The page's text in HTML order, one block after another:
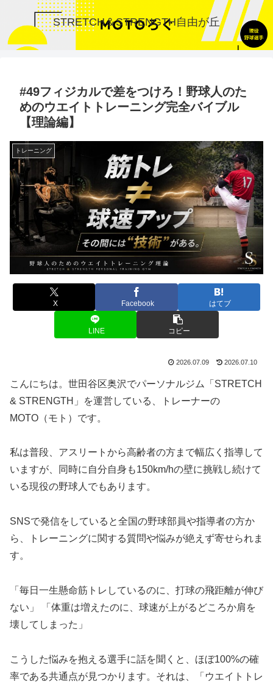
STRETCH＆STRENGTH自由が丘
#49フィジカルで差をつけろ！野球人のた
めのウエイトトレーニング完全バイブル
【理論編】
トレーニング
X Facebook はてブ
LINE コピー
2026.07.09 2026.07.10
こんにちは。世田谷区奥沢でパーソナルジム「STRETCH
& STRENGTH」を運営している、トレーナーの
MOTO（モト）です。
私は普段、アスリートから高齢者の方まで幅広く指導して
いますが、同時に自分自身も150km/hの壁に挑戦し続けて
いる現役の野球人でもあります。
SNSで発信をしていると全国の野球部員や指導者の方か
ら、トレーニングに関する質問や悩みが絶えず寄せられま
す。
「毎日一生懸命筋トレしているのに、打球の飛距離が伸び
ない」 「体重は増えたのに、球速が上がるどころか肩を
壊してしまった」
こうした悩みを抱える選手に話を聞くと、ほぼ100%の確
率である共通点が見つかります。それは、「ウエイトトレ